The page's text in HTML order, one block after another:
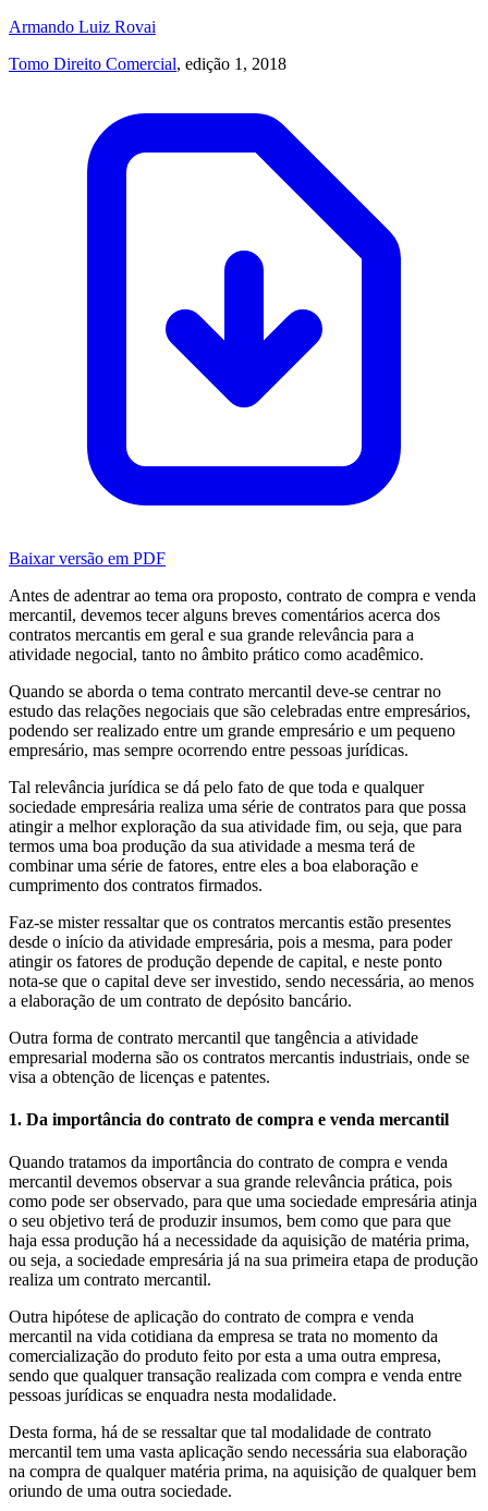
Armando Luiz Rovai
Tomo Direito Comercial, edição 1, 2018
Baixar versão em PDF
Antes de adentrar ao tema ora proposto, contrato de compra e venda
mercantil, devemos tecer alguns breves comentários acerca dos
contratos mercantis em geral e sua grande relevância para a
atividade negocial, tanto no âmbito prático como acadêmico.
Quando se aborda o tema contrato mercantil deve-se centrar no
estudo das relações negociais que são celebradas entre empresários,
podendo ser realizado entre um grande empresário e um pequeno
empresário, mas sempre ocorrendo entre pessoas jurídicas.
Tal relevância jurídica se dá pelo fato de que toda e qualquer
sociedade empresária realiza uma série de contratos para que possa
atingir a melhor exploração da sua atividade fim, ou seja, que para
termos uma boa produção da sua atividade a mesma terá de
combinar uma série de fatores, entre eles a boa elaboração e
cumprimento dos contratos firmados.
Faz-se mister ressaltar que os contratos mercantis estão presentes
desde o início da atividade empresária, pois a mesma, para poder
atingir os fatores de produção depende de capital, e neste ponto
nota-se que o capital deve ser investido, sendo necessária, ao menos
a elaboração de um contrato de depósito bancário.
Outra forma de contrato mercantil que tangência a atividade
empresarial moderna são os contratos mercantis industriais, onde se
visa a obtenção de licenças e patentes.
1. Da importância do contrato de compra e venda mercantil
Quando tratamos da importância do contrato de compra e venda
mercantil devemos observar a sua grande relevância prática, pois
como pode ser observado, para que uma sociedade empresária atinja
o seu objetivo terá de produzir insumos, bem como que para que
haja essa produção há a necessidade da aquisição de matéria prima,
ou seja, a sociedade empresária já na sua primeira etapa de produção
realiza um contrato mercantil.
Outra hipótese de aplicação do contrato de compra e venda
mercantil na vida cotidiana da empresa se trata no momento da
comercialização do produto feito por esta a uma outra empresa,
sendo que qualquer transação realizada com compra e venda entre
pessoas jurídicas se enquadra nesta modalidade.
Desta forma, há de se ressaltar que tal modalidade de contrato
mercantil tem uma vasta aplicação sendo necessária sua elaboração
na compra de qualquer matéria prima, na aquisição de qualquer bem
oriundo de uma outra sociedade.